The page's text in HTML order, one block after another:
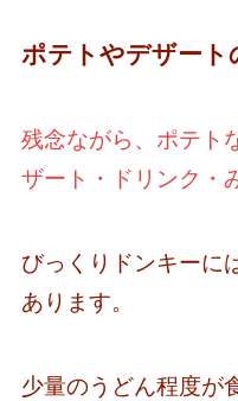
ポテトやデザート
残念ながら、ポテト
ザート・ドリンク・
びっくりドンキーに
あります。
少量のうどん程度が